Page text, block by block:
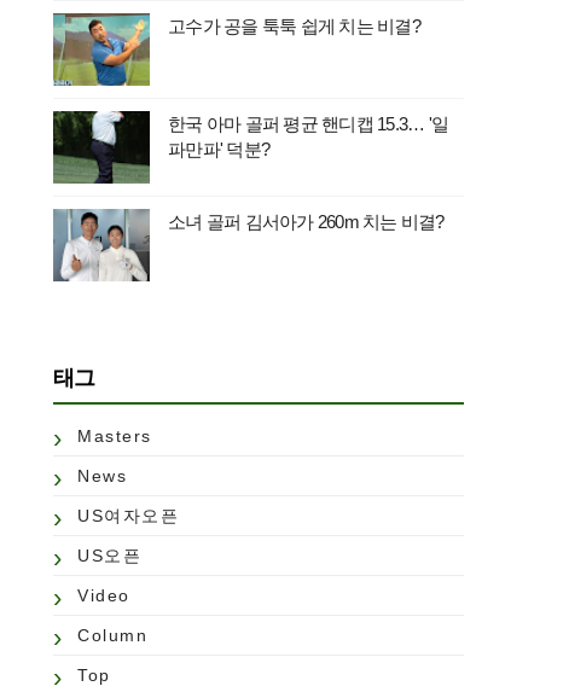
고수가 공을 툭툭 쉽게 치는 비결?
한국 아마 골퍼 평균 핸디캡 15.3… '일
파만파' 덕분?
소녀 골퍼 김서아가 260m 치는 비결?
태그
Masters
News
US여자오픈
US오픈
Video
Column
Top